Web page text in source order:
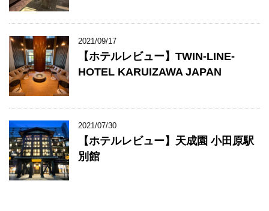
2021/09/17
【ホテルレビュー】TWIN-LINE-
HOTEL KARUIZAWA JAPAN
2021/07/30
【ホテルレビュー】天成園 小田原駅
別館